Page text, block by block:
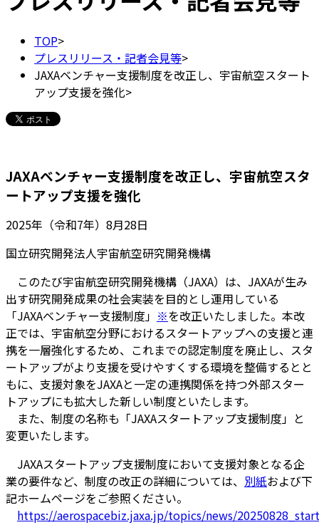
TOP>
プレスリリース・記者会見等>
JAXAベンチャー支援制度を改正し、宇宙航空スタート
アップ支援を強化>
JAXAベンチャー支援制度を改正し、宇宙航空スタ
ートアップ支援を強化
2025年（令和7年）8月28日
国立研究開発法人宇宙航空研究開発機構
このたび宇宙航空研究開発機構（JAXA）は、JAXAが生み
出す研究開発成果の社会実装を目的とし運用している
「JAXAベンチャー支援制度」 ※を改正いたしました。本改
正では、宇宙航空分野におけるスタートアップへの支援と連
携を一層強化するため、これまでの認定制度を廃止し、スタ
ートアップがより支援を受けやすくする環境を整備するとと
もに、支援対象をJAXAと一定の連携関係を持つ外部スター
トアップにも拡大した新しい制度といたします。
また、制度の名称も「JAXAスタートアップ支援制度」と
変更いたします。
JAXAスタートアップ支援制度において支援対象となる企
業の要件など、制度の改正の詳細については、 別紙および下
記ホームページをご参照ください。
https://aerospacebiz.jaxa.jp/topics/news/